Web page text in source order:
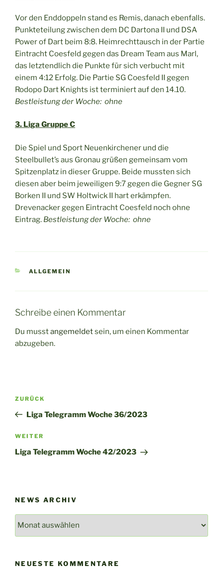
Vor den Enddoppeln stand es Remis, danach ebenfalls.
Punkteteilung zwischen dem DC Dartona II und DSA
Power of Dart beim 8:8. Heimrechttausch in der Partie
Eintracht Coesfeld gegen das Dream Team aus Marl,
das letztendlich die Punkte für sich verbucht mit
einem 4:12 Erfolg. Die Partie SG Coesfeld II gegen
Rodopo Dart Knights ist terminiert auf den 14.10.
Bestleistung der Woche: ohne
3. Liga Gruppe C
Die Spiel und Sport Neuenkirchener und die
Steelbullet’s aus Gronau grüßen gemeinsam vom
Spitzenplatz in dieser Gruppe. Beide mussten sich
diesen aber beim jeweiligen 9:7 gegen die Gegner SG
Borken II und SW Holtwick II hart erkämpfen.
Drevenacker gegen Eintracht Coesfeld noch ohne
Eintrag. Bestleistung der Woche: ohne
KATEGORIEN
ALLGEMEIN
Schreibe einen Kommentar
Du musstangemeldetsein, um einen Kommentar
abzugeben.
Beitragsnavigation
Vorheriger
Beitrag
ZURÜCK
Liga Telegramm Woche 36/2023
Nächster
Beitrag
WEITER
Liga Telegramm Woche 42/2023
NEWS ARCHIV
News
NEUESTE KOMMENTARE